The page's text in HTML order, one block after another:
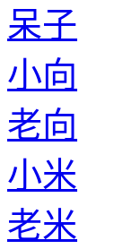
呆子
小向
老向
小米
老米